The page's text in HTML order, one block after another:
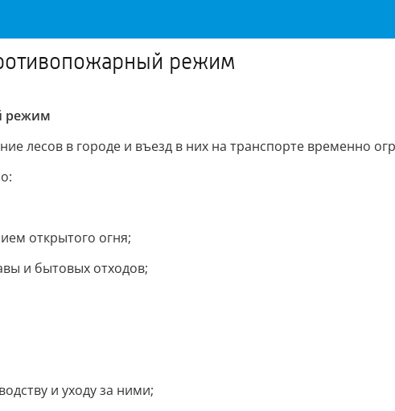
режим
режим
лесов в городе и въезд в них на транспорте временно
открытого огня;
и бытовых отходов;
и уходу за ними;